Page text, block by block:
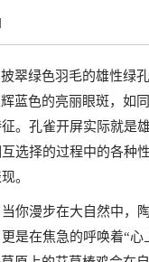
翠绿色羽毛的雄性绿
蓝色的亮丽眼斑，
。孔雀开屏实际就是
选择的过程中的各
。
你漫步在大自然中
是在焦急的呼唤着“